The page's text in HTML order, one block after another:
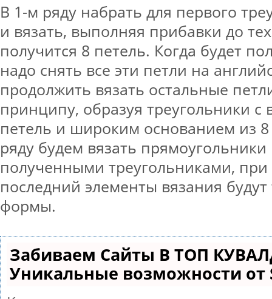
В 1-м ряду набрать для первого
и вязать, выполняя прибавки до
получится 8 петель. Когда будет
надо снять все эти петли на
продолжить вязать остальные
принципу, образуя треугольники
петель и широким основанием из
ряду будем вязать
полученными треугольниками,
последний элементы вязания
формы.
Забиваем Сайты В ТОП
Уникальные возможности от